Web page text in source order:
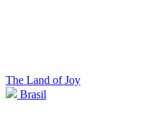
The Land of Joy
Brasil